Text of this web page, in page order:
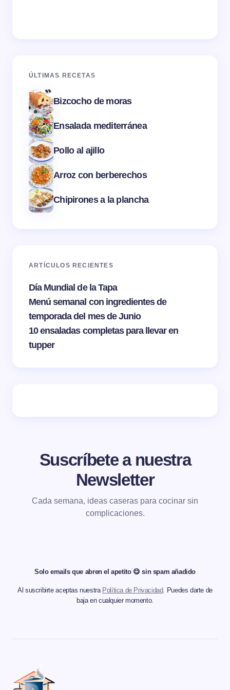
ÚLTIMAS RECETAS
Bizcocho de moras
Ensalada mediterránea
Pollo al ajillo
Arroz con berberechos
Chipirones a la plancha
ARTÍCULOS RECIENTES
Día Mundial de la Tapa
Menú semanal con ingredientes de
temporada del mes de Junio
10 ensaladas completas para llevar en
tupper
Suscríbete a nuestra
Newsletter
Cada semana, ideas caseras para cocinar sin
complicaciones.
Solo emails que abren el apetito 😋 sin spam añadido
Al suscribirte aceptas nuestra Política de Privacidad. Puedes darte de
baja en cualquier momento.